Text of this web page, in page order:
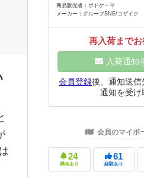
商品販売者：ボドゲーマ
メーカー：グループSNE/コザイク
再入荷まで
入荷通知
会員登録後、通知送
通知を受け
会員のマイボ
24
興味あり
61
経験あり